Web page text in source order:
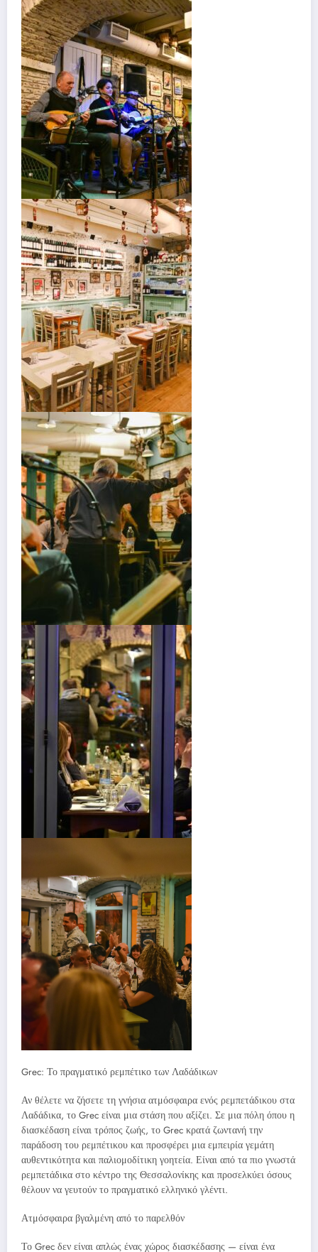
Grec: Το πραγματικό ρεμπέτικο των Λαδάδικων
Αν θέλετε να ζήσετε τη γνήσια ατμόσφαιρα ενός ρεμπετάδικου στα
Λαδάδικα, το Grec είναι μια στάση που αξίζει. Σε μια πόλη όπου η
διασκέδαση είναι τρόπος ζωής, το Grec κρατά ζωντανή την
παράδοση του ρεμπέτικου και προσφέρει μια εμπειρία γεμάτη
αυθεντικότητα και παλιομοδίτικη γοητεία. Είναι από τα πιο γνωστά
ρεμπετάδικα στο κέντρο της Θεσσαλονίκης και προσελκύει όσους
θέλουν να γευτούν το πραγματικό ελληνικό γλέντι.
Ατμόσφαιρα βγαλμένη από το παρελθόν
Το Grec δεν είναι απλώς ένας χώρος διασκέδασης — είναι ένα